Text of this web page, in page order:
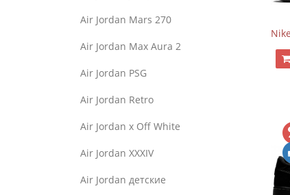
Air Jordan Mars 270
Air Jordan Max Aura 2
Air Jordan PSG
Air Jordan Retro
Air Jordan x Off White
Air Jordan XXXIV
Air Jordan детские